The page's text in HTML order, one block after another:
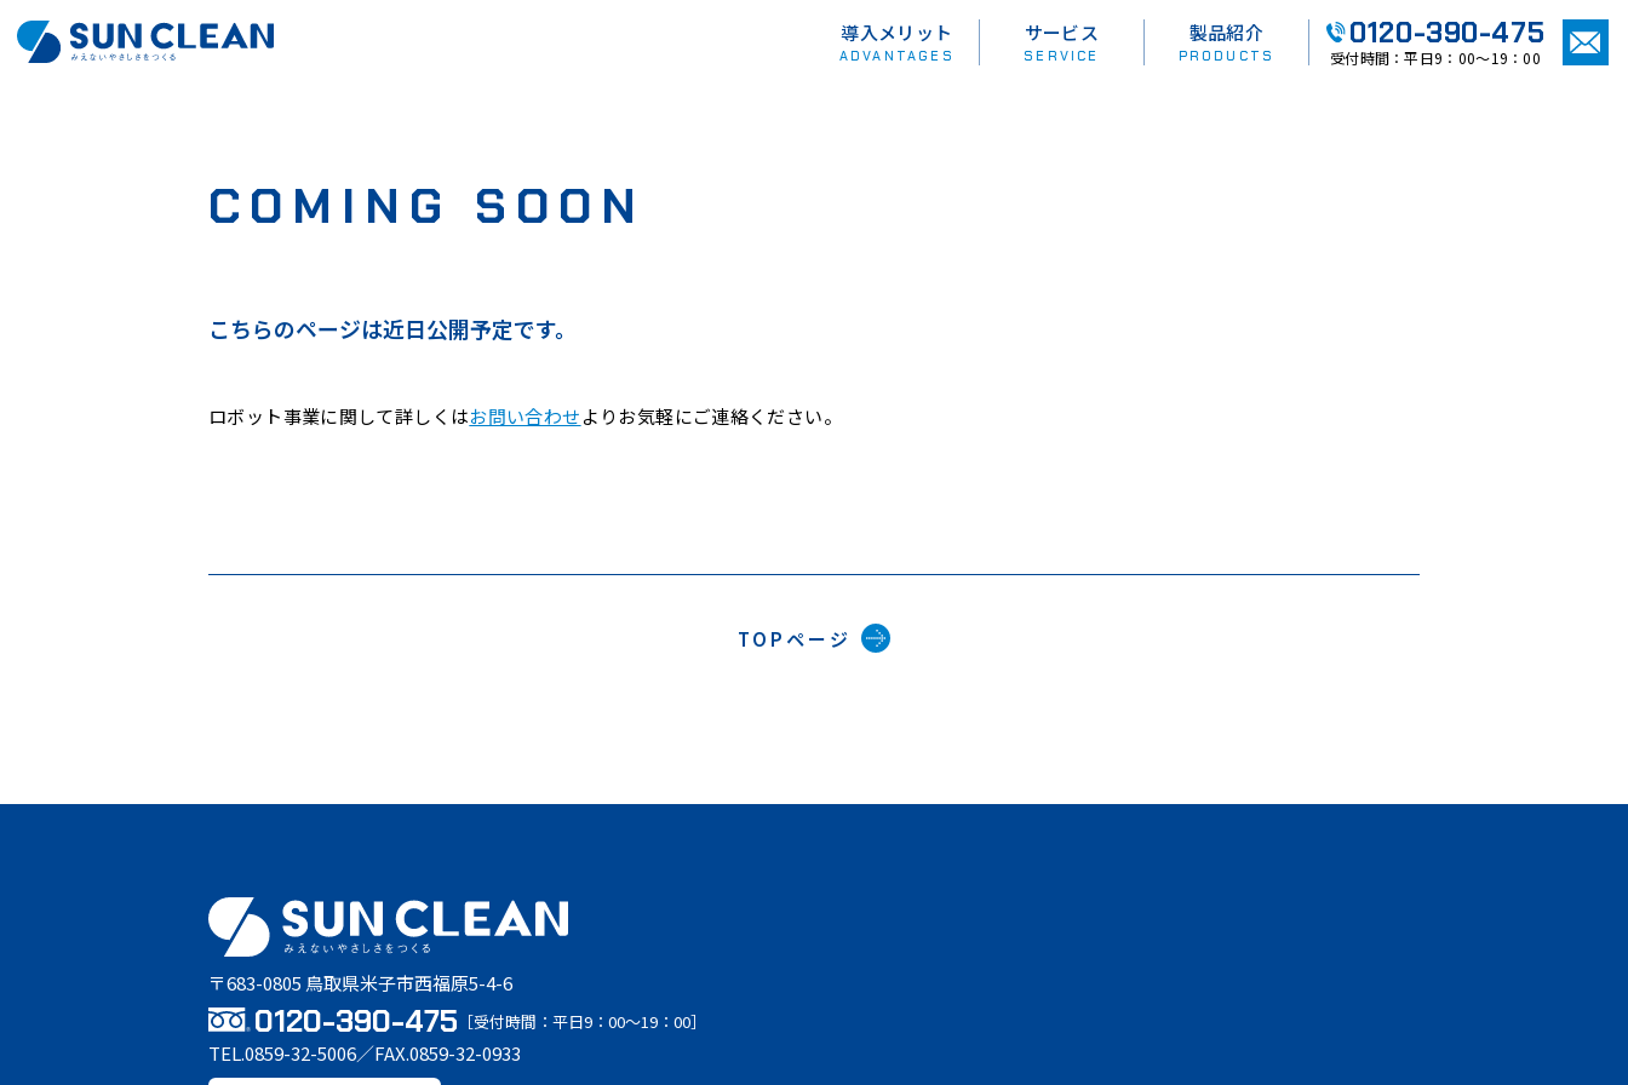
導入メリット
ADVANTAGES
サービス
SERVICE
製品紹介
PRODUCTS
0120-390-475
受付時間：平日9：00〜19：00
COMING SOON
こちらのページは近日公開予定です。
ロボット事業に関して詳しくはお問い合わせよりお気軽にご連絡ください。
TOPページ
〒683-0805 鳥取県米子市西福原5-4-6
0120-390-475 ［受付時間：平日9：00〜19：00］
TEL.0859-32-5006／FAX.0859-32-0933